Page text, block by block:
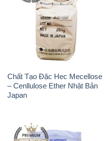
Chất Tạo Đặc Hec Mecellose
– Cenllulose Ether Nhật Bản
Japan